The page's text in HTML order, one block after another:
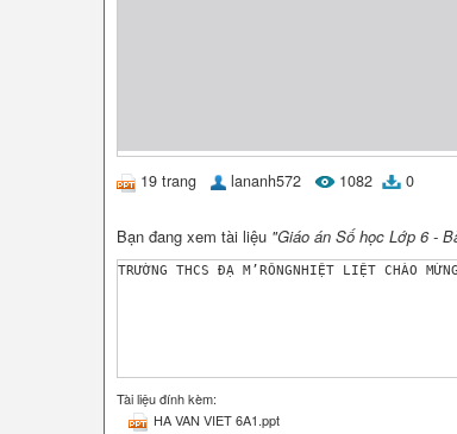
19 trang lananh572 1082 0
Bạn đang xem tài liệu "Giáo án Số học Lớp 6 -
Tài liệu đính kèm:
HA VAN VIET 6A1.ppt